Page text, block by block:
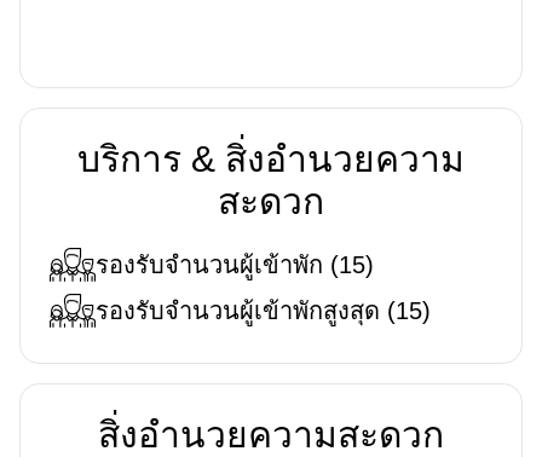
บริการ & สิ่งอำนวยความ
สะดวก
รองรับจำนวนผู้เข้าพัก (15)
รองรับจำนวนผู้เข้าพักสูงสุด (15)
สิ่งอำนวยความสะดวก